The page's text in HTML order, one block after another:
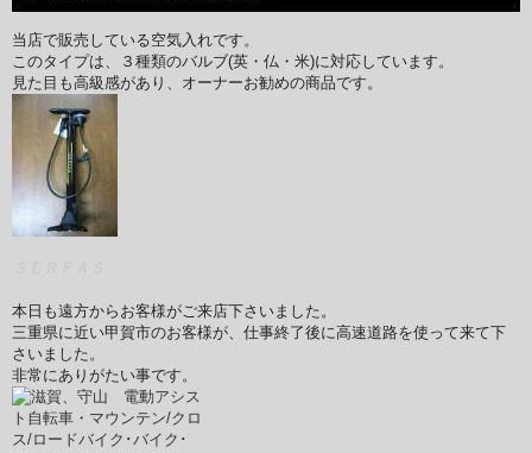
当店で販売している空気入れです。
このタイプは、３種類のバルブ(英・仏・米)に対応しています。
見た目も高級感があり、オーナーお勧めの商品です。
本日も遠方からお客様がご来店下さいました。
三重県に近い甲賀市のお客様が、仕事終了後に高速道路を使って来て下
さいました。
非常にありがたい事です。